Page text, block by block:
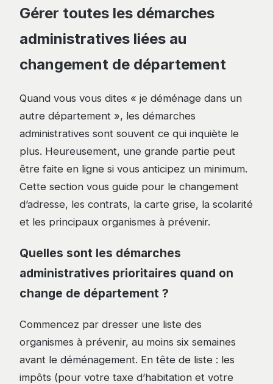
Gérer toutes les démarches
administratives liées au
changement de département
Quand vous vous dites « je déménage dans un
autre département », les démarches
administratives sont souvent ce qui inquiète le
plus. Heureusement, une grande partie peut
être faite en ligne si vous anticipez un minimum.
Cette section vous guide pour le changement
d’adresse, les contrats, la carte grise, la scolarité
et les principaux organismes à prévenir.
Quelles sont les démarches
administratives prioritaires quand on
change de département ?
Commencez par dresser une liste des
organismes à prévenir, au moins six semaines
avant le déménagement. En tête de liste : les
impôts (pour votre taxe d’habitation et votre